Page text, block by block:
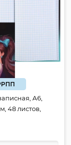
А6,
48 листов,
Sweet puppy,